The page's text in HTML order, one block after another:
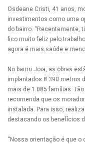
Osdeane Cristi, 41 anos,
investimentos como uma
do bairro. “Recentemente,
fico muito feliz pelo
agora é mais saúde e
No bairro Joia, as obras
implantados 8.390 metros
mais de 1.085 famílias.
recomenda que os
instalada. Para isso,
destacando os benefícios
“Nossa orientação é que